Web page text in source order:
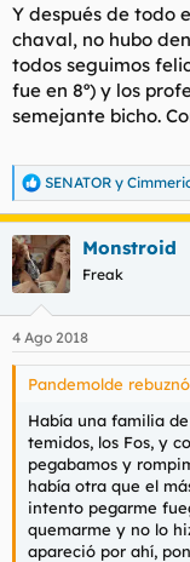
Y después de todo
chaval, no hubo
todos seguimos
fue en 8º) y los
semejante bicho.
R
e
a
c
c
i
e
s
SENATOR y
Monstroid
Freak
4 Ago 2018
Pandemolde
Había una familia
temidos, los Fos, y
pegabamos y
había otra que el
intento pegarme
quemarme y no lo
apareció por ahí,